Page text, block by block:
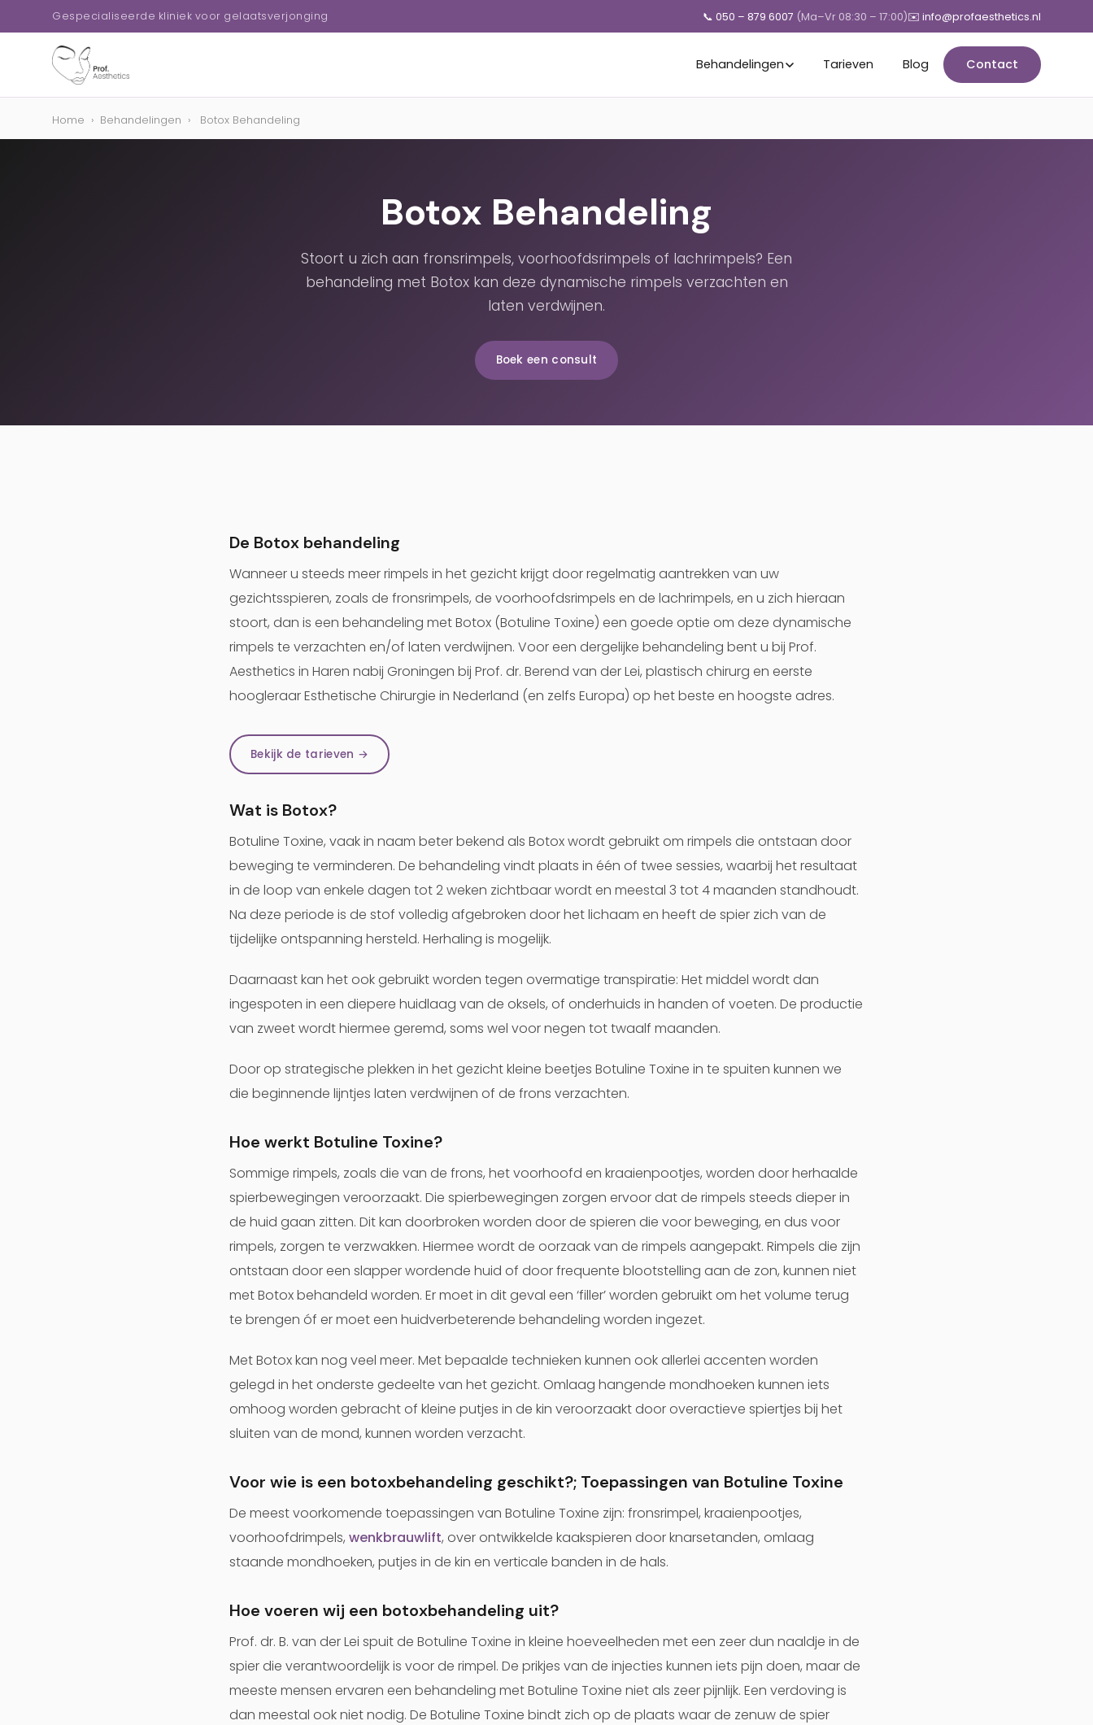
Gespecialiseerde kliniek voor gelaatsverjonging 📞 050 – 879 6007 (Ma–Vr 08:30 – 17:00)✉️ info@profaesthetics.nl
Behandelingen Tarieven Blog Contact
Home › Behandelingen › Botox Behandeling
Botox Behandeling
Stoort u zich aan fronsrimpels, voorhoofdsrimpels of lachrimpels? Een
behandeling met Botox kan deze dynamische rimpels verzachten en
laten verdwijnen.
Boek een consult
De Botox behandeling
Wanneer u steeds meer rimpels in het gezicht krijgt door regelmatig aantrekken van uw
gezichtsspieren, zoals de fronsrimpels, de voorhoofdsrimpels en de lachrimpels, en u zich hieraan
stoort, dan is een behandeling met Botox (Botuline Toxine) een goede optie om deze dynamische
rimpels te verzachten en/of laten verdwijnen. Voor een dergelijke behandeling bent u bij Prof.
Aesthetics in Haren nabij Groningen bij Prof. dr. Berend van der Lei, plastisch chirurg en eerste
hoogleraar Esthetische Chirurgie in Nederland (en zelfs Europa) op het beste en hoogste adres.
Bekijk de tarieven →
Wat is Botox?
Botuline Toxine, vaak in naam beter bekend als Botox wordt gebruikt om rimpels die ontstaan door
beweging te verminderen. De behandeling vindt plaats in één of twee sessies, waarbij het resultaat
in de loop van enkele dagen tot 2 weken zichtbaar wordt en meestal 3 tot 4 maanden standhoudt.
Na deze periode is de stof volledig afgebroken door het lichaam en heeft de spier zich van de
tijdelijke ontspanning hersteld. Herhaling is mogelijk.
Daarnaast kan het ook gebruikt worden tegen overmatige transpiratie: Het middel wordt dan
ingespoten in een diepere huidlaag van de oksels, of onderhuids in handen of voeten. De productie
van zweet wordt hiermee geremd, soms wel voor negen tot twaalf maanden.
Door op strategische plekken in het gezicht kleine beetjes Botuline Toxine in te spuiten kunnen we
die beginnende lijntjes laten verdwijnen of de frons verzachten.
Hoe werkt Botuline Toxine?
Sommige rimpels, zoals die van de frons, het voorhoofd en kraaienpootjes, worden door herhaalde
spierbewegingen veroorzaakt. Die spierbewegingen zorgen ervoor dat de rimpels steeds dieper in
de huid gaan zitten. Dit kan doorbroken worden door de spieren die voor beweging, en dus voor
rimpels, zorgen te verzwakken. Hiermee wordt de oorzaak van de rimpels aangepakt. Rimpels die zijn
ontstaan door een slapper wordende huid of door frequente blootstelling aan de zon, kunnen niet
met Botox behandeld worden. Er moet in dit geval een ‘filler’ worden gebruikt om het volume terug
te brengen óf er moet een huidverbeterende behandeling worden ingezet.
Met Botox kan nog veel meer. Met bepaalde technieken kunnen ook allerlei accenten worden
gelegd in het onderste gedeelte van het gezicht. Omlaag hangende mondhoeken kunnen iets
omhoog worden gebracht of kleine putjes in de kin veroorzaakt door overactieve spiertjes bij het
sluiten van de mond, kunnen worden verzacht.
Voor wie is een botoxbehandeling geschikt?; Toepassingen van Botuline Toxine
De meest voorkomende toepassingen van Botuline Toxine zijn: fronsrimpel, kraaienpootjes,
voorhoofdrimpels, wenkbrauwlift, over ontwikkelde kaakspieren door knarsetanden, omlaag
staande mondhoeken, putjes in de kin en verticale banden in de hals.
Hoe voeren wij een botoxbehandeling uit?
Prof. dr. B. van der Lei spuit de Botuline Toxine in kleine hoeveelheden met een zeer dun naaldje in de
spier die verantwoordelijk is voor de rimpel. De prikjes van de injecties kunnen iets pijn doen, maar de
meeste mensen ervaren een behandeling met Botuline Toxine niet als zeer pijnlijk. Een verdoving is
dan meestal ook niet nodig. De Botuline Toxine bindt zich op de plaats waar de zenuw de spier